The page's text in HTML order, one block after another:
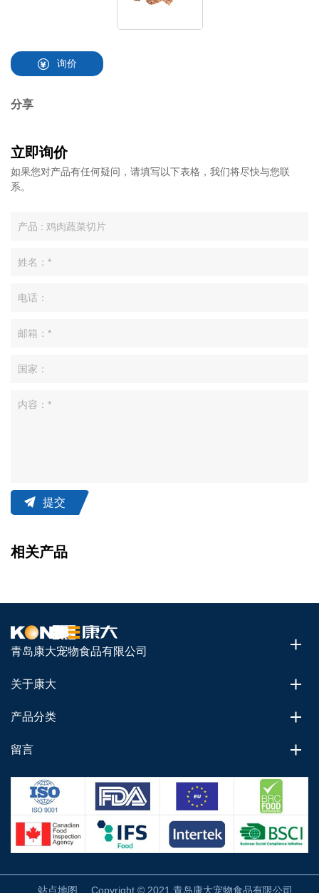
询价
分享
立即询价
如果您对产品有任何疑问，请填写以下表格，我们将尽快与您联
系。
提交
相关产品
青岛康大宠物食品有限公司
关于康大
产品分类
留言
站点地图 Copyright © 2021 青岛康大宠物食品有限公司